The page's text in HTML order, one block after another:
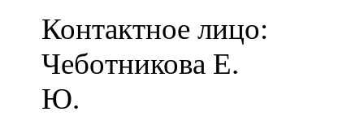
Контактное лицо:
Чеботникова Е.
Ю.